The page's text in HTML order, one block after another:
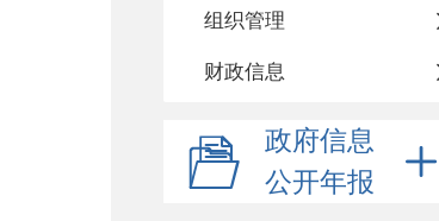
组织管理
财政信息
政府信息
公开年报